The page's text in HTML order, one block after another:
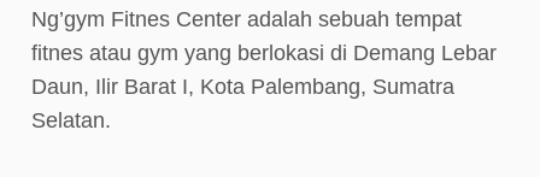
Ng’gym Fitnes Center adalah sebuah tempat
fitnes atau gym yang berlokasi di Demang Lebar
Daun, Ilir Barat I, Kota Palembang, Sumatra
Selatan.